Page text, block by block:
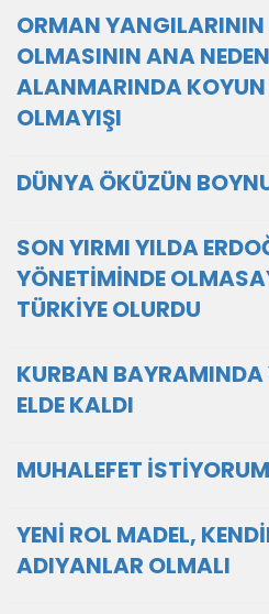
ORMAN
OLMASININ ANA
ALANMARINDA KOYUN
OLMAYIŞI
DÜNYA ÖKÜZÜN
SON YIRMI YILDA
YÖNETİMİNDE
TÜRKİYE OLURDU
KURBAN BAYRAMINDA
ELDE KALDI
MUHALEFET İSTİYORUM
YENİ ROL MADEL,
ADIYANLAR OLMALI